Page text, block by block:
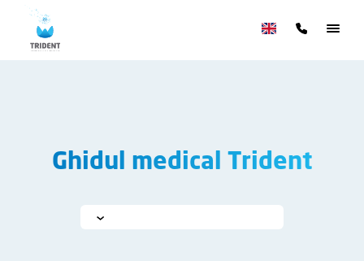
Ghidul medical Trident